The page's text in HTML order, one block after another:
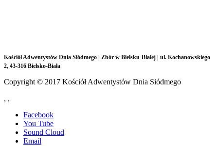
Kościół Adwentystów Dnia Siódmego | Zbór w Bielsku-Białej | ul. Kochanowskiego
2, 43-316 Bielsko-Biała
Copyright © 2017 Kościół Adwentystów Dnia Siódmego
Facebook
You Tube
Sound Cloud
Email